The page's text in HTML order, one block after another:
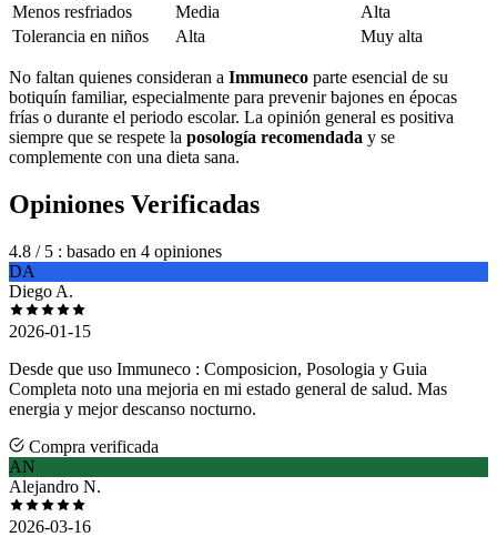
Menos resfriados
Media
Alta
Tolerancia en niños
Alta Muy alta
No faltan quienes consideran a Immuneco parte esencial de su
botiquín familiar, especialmente para prevenir bajones en épocas
frías o durante el periodo escolar. La opinión general es positiva
siempre que se respete la posología recomendada y se
complemente con una dieta sana.
Opiniones Verificadas
4.8 / 5 : basado en 4 opiniones
DA
Diego A.
2026-01-15
Desde que uso Immuneco : Composicion, Posologia y Guia
Completa noto una mejoria en mi estado general de salud. Mas
energia y mejor descanso nocturno.
Compra verificada
AN
Alejandro N.
2026-03-16